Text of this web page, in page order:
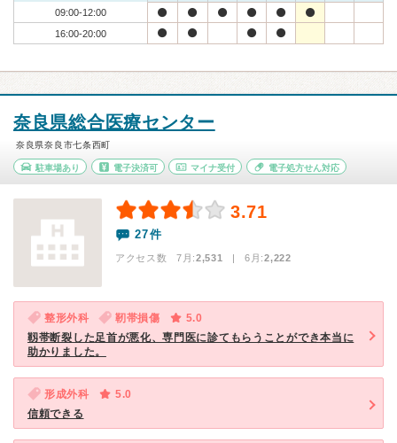
09:00-12:00
16:00-20:00
奈良県総合医療センター
奈良県奈良市七条西町
駐車場あり 電子決済可 マイナ受付 電子処方せん対応
3.71
27件
アクセス数 7月:2,531 | 6月:2,222
整形外科 靭帯損傷
5.0
靱帯断裂した足首が悪化、専門医に診てもらうことができ本当に
助かりました。
形成外科
5.0
信頼できる